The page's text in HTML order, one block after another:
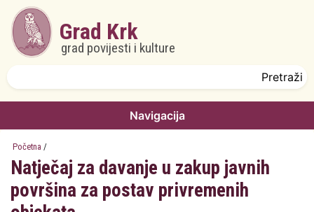
Skoči na glavni sadržaj
Grad Krk
grad povijesti i kulture
Navigacija
Početna /
Natječaj za davanje u zakup javnih
površina za postav privremenih